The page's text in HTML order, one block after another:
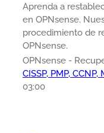
Aprenda a
en OPNsense.
procedimiento de
OPNsense.
OPNsense -
CISSP, PMP, CCNP,
03:00